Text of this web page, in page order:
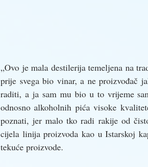
„Ovo je mala destilerija temeljena na
prije svega bio vinar, a ne proizvođač
raditi, a ja sam mu bio u to vrijeme
odnosno alkoholnih pića visoke
poznati, jer malo tko radi rakije od
cijela linija proizvoda kao u Istarskoj
tekuće proizvode.